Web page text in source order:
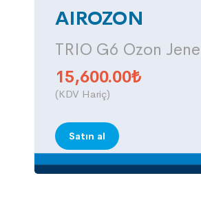
AIROZON
TRIO G6 Ozon
15,600.00₺
(KDV Hariç)
Satın al